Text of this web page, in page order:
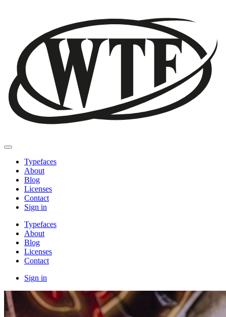
Typefaces
About
Blog
Licenses
Contact
Sign in
Typefaces
About
Blog
Licenses
Contact
Sign in